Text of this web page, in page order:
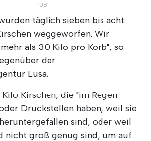
täglich sieben bis acht
weggeworfen. Wir
als 30 Kilo pro Korb", so
der
Lusa.
Kirschen, die "im Regen
Druckstellen haben, weil sie
sind, oder weil
nicht groß genug sind, um auf